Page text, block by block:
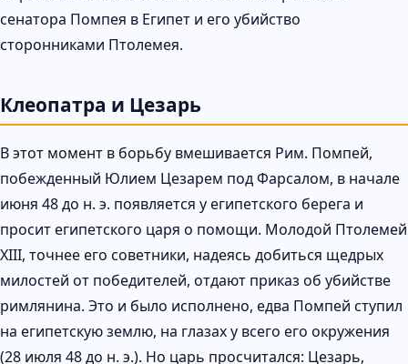
сенатора Помпея в Египет и его убийство
сторонниками Птолемея.
Клеопатра и Цезарь
В этот момент в борьбу вмешивается Рим. Помпей,
побежденный Юлием Цезарем под Фарсалом, в начале
июня 48 до н. э. появляется у египетского берега и
просит египетского царя о помощи. Молодой Птолемей
XIII, точнее его советники, надеясь добиться щедрых
милостей от победителей, отдают приказ об убийстве
римлянина. Это и было исполнено, едва Помпей ступил
на египетскую землю, на глазах у всего его окружения
(28 июля 48 до н. э.). Но царь просчитался: Цезарь,